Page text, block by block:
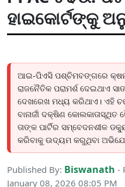
ହାଇକୋର୍ଟଙ୍କୁ
ଆଇ-ପିଏସି ପଶ୍ଚିମବଙ୍ଗରେ
ରାଜନୈତିକ ପରାମର୍ଶ
ଦେଖରେଖ ମଧ୍ୟ କରିଥାଏ। ଏହି
ବାନାର୍ଜୀ ଦକ୍ଷିଣ
ତାଙ୍କ ପାର୍ଟିର ସମ୍ବେଦନଶୀଳ
କରିବାକୁ ଉଦ୍ୟମ କରୁଥିବା
Published By: Biswanath -
January 08, 2026 08:05 PM